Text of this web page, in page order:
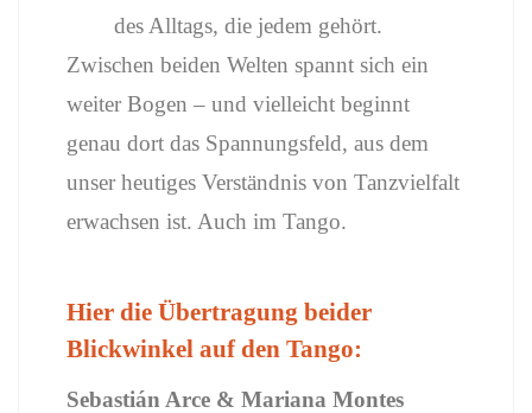
des Alltags, die jedem gehört.
Zwischen beiden Welten spannt sich ein
weiter Bogen – und vielleicht beginnt
genau dort das Spannungsfeld, aus dem
unser heutiges Verständnis von Tanzvielfalt
erwachsen ist. Auch im Tango.
Hier die Übertragung beider
Blickwinkel auf den Tango:
Sebastián Arce & Mariana Montes